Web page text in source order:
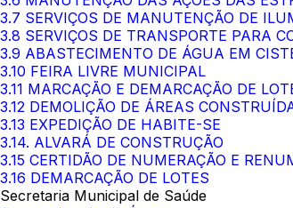
3.7 SERVIÇOS DE MANUTENÇÃO DE
3.8 SERVIÇOS DE TRANSPORTE PARA
3.9 ABASTECIMENTO DE ÁGUA EM
3.10 FEIRA LIVRE MUNICIPAL
3.11 MARCAÇÃO E DEMARCAÇÃO DE
3.12 DEMOLIÇÃO DE ÁREAS
3.13 EXPEDIÇÃO DE HABITE-SE
3.14. ALVARÁ DE CONSTRUÇÃO
3.15 CERTIDÃO DE NUMERAÇÃO E
3.16 DEMARCAÇÃO DE LOTES
Secretaria Municipal de Saúde